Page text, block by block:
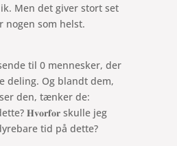
Men det giver stort set
nogen som helst.
til 0 mennesker, der
deling. Og blandt dem,
den, tænker de:
𝐇𝐯𝐨𝐫𝐟𝐨𝐫 skulle jeg
tid på dette?